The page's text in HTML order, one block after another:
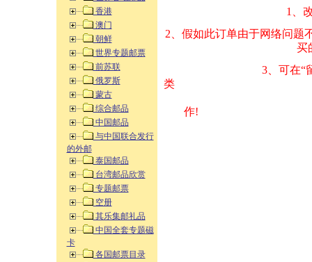
香港
澳门
朝鲜
世界专题邮票
前苏联
俄罗斯
蒙古
综合邮品
中国邮品
与中国联合发行
的外邮
泰国邮品
台湾邮品欣赏
专题邮票
空册
其乐集邮礼品
中国全套专题磁
卡
各国邮票目录
1、改变商品数量
2、假如此订单由
买的邮品的“
3、可在“
类 方式告之
作!